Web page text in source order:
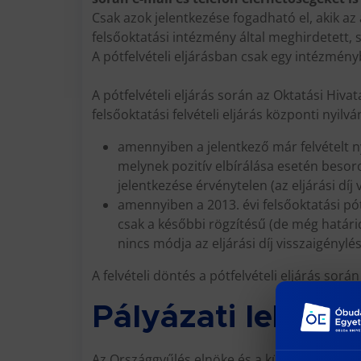
Csak azok jelentkezése fogadható el, akik
felsőoktatási intézmény által meghirdetett,
A pótfelvételi eljárásban csak egy
A pótfelvételi eljárás során az Oktatási
felsőoktatási felvételi eljárás központi
amennyiben a jelentkező már felvételt
melynek pozitív elbírálása esetén
jelentkezése érvénytelen (az eljárási
amennyiben a 2013. évi felsőoktatási
csak a későbbi rögzítésű (de még
nincs módja az eljárási díj
A felvételi döntés a pótfelvételi eljárás
Pályázati